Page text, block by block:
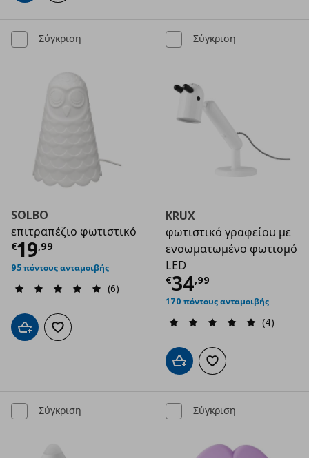
Σύγκριση
SOLBO
επιτραπέζιο φωτιστικό
€19,99
Τρέχουσα τιμή € 19,99
95 πόντους ανταμοιβής
(6)
Προσθήκη στο καλάθι
Προσθήκη στα αγαπημένα
Σύγκριση
KRUX
φωτιστικό γραφείου με
ενσωματωμένο φωτισμό
LED
€34,99
Τρέχουσα
170 πόντους ανταμοιβής
(4)
Προσθήκη στο καλάθι
Προσθήκη στα
Σύγκριση Σύγκριση